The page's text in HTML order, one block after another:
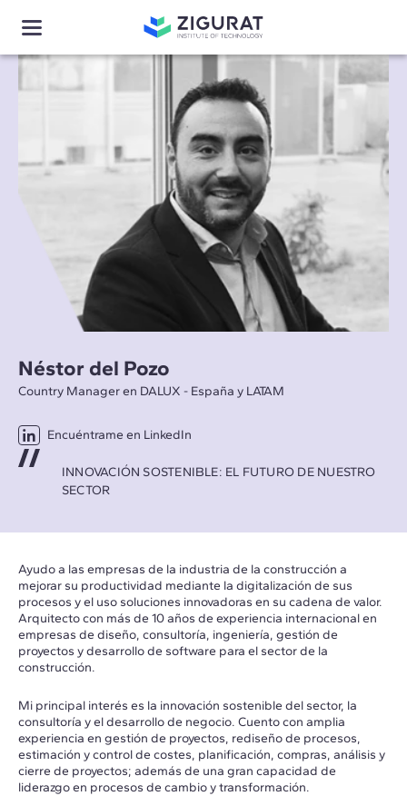
Néstor del Pozo
Country Manager en DALUX - España y LATAM
Encuéntrame en LinkedIn
INNOVACIÓN SOSTENIBLE: EL FUTURO DE NUESTRO
SECTOR
Ayudo a las empresas de la industria de la construcción a
mejorar su productividad mediante la digitalización de sus
procesos y el uso soluciones innovadoras en su cadena de valor.
Arquitecto con más de 10 años de experiencia internacional en
empresas de diseño, consultoría, ingeniería, gestión de
proyectos y desarrollo de software para el sector de la
construcción.
Mi principal interés es la innovación sostenible del sector, la
consultoría y el desarrollo de negocio. Cuento con amplia
experiencia en gestión de proyectos, rediseño de procesos,
estimación y control de costes, planificación, compras, análisis y
cierre de proyectos; además de una gran capacidad de
liderazgo en procesos de cambio y transformación.